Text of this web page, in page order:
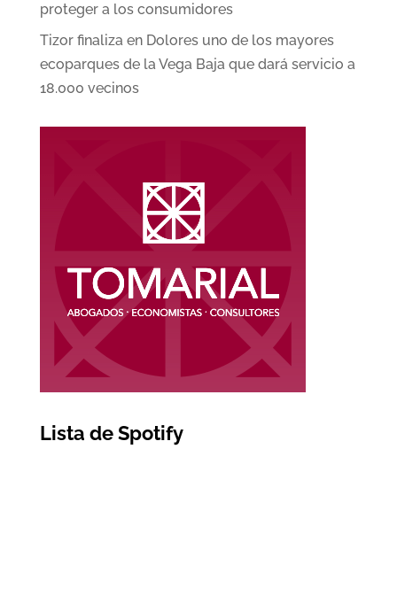
proteger a los consumidores
Tizor finaliza en Dolores uno de los mayores
ecoparques de la Vega Baja que dará servicio a
18.000 vecinos
Lista de Spotify